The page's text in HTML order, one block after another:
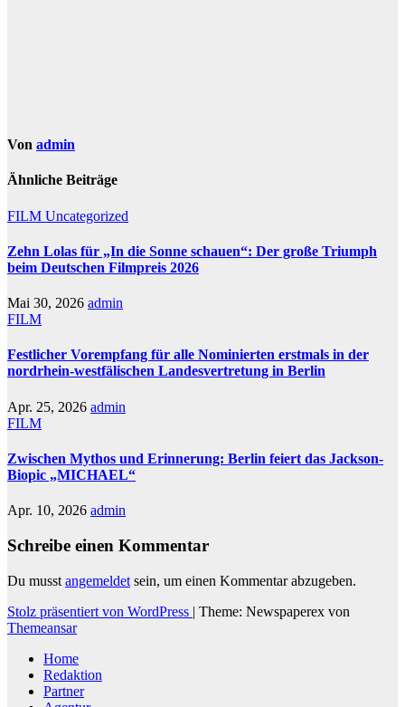
Von admin
Ähnliche Beiträge
FILM Uncategorized
Zehn Lolas für „In die Sonne schauen“: Der große Triumph
beim Deutschen Filmpreis 2026
Mai 30, 2026 admin
FILM
Festlicher Vorempfang für alle Nominierten erstmals in der
nordrhein-westfälischen Landesvertretung in Berlin
Apr. 25, 2026 admin
FILM
Zwischen Mythos und Erinnerung: Berlin feiert das Jackson-
Biopic „MICHAEL“
Apr. 10, 2026 admin
Schreibe einen Kommentar
Du musst angemeldet sein, um einen Kommentar abzugeben.
Stolz präsentiert von WordPress | Theme: Newspaperex von
Themeansar
Home
Redaktion
Partner